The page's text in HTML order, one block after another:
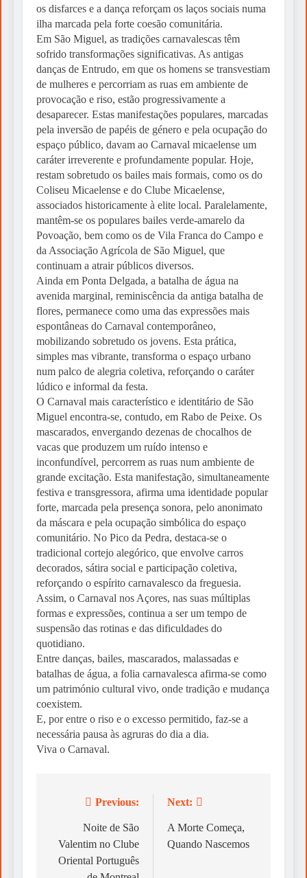
os disfarces e a dança reforçam os laços sociais numa
ilha marcada pela forte coesão comunitária.
Em São Miguel, as tradições carnavalescas têm
sofrido transformações significativas. As antigas
danças de Entrudo, em que os homens se transvestiam
de mulheres e percorriam as ruas em ambiente de
provocação e riso, estão progressivamente a
desaparecer. Estas manifestações populares, marcadas
pela inversão de papéis de género e pela ocupação do
espaço público, davam ao Carnaval micaelense um
caráter irreverente e profundamente popular. Hoje,
restam sobretudo os bailes mais formais, como os do
Coliseu Micaelense e do Clube Micaelense,
associados historicamente à elite local. Paralelamente,
mantêm-se os populares bailes verde-amarelo da
Povoação, bem como os de Vila Franca do Campo e
da Associação Agrícola de São Miguel, que
continuam a atrair públicos diversos.
Ainda em Ponta Delgada, a batalha de água na
avenida marginal, reminiscência da antiga batalha de
flores, permanece como uma das expressões mais
espontâneas do Carnaval contemporâneo,
mobilizando sobretudo os jovens. Esta prática,
simples mas vibrante, transforma o espaço urbano
num palco de alegria coletiva, reforçando o caráter
lúdico e informal da festa.
O Carnaval mais característico e identitário de São
Miguel encontra-se, contudo, em Rabo de Peixe. Os
mascarados, envergando dezenas de chocalhos de
vacas que produzem um ruído intenso e
inconfundível, percorrem as ruas num ambiente de
grande excitação. Esta manifestação, simultaneamente
festiva e transgressora, afirma uma identidade popular
forte, marcada pela presença sonora, pelo anonimato
da máscara e pela ocupação simbólica do espaço
comunitário. No Pico da Pedra, destaca-se o
tradicional cortejo alegórico, que envolve carros
decorados, sátira social e participação coletiva,
reforçando o espírito carnavalesco da freguesia.
Assim, o Carnaval nos Açores, nas suas múltiplas
formas e expressões, continua a ser um tempo de
suspensão das rotinas e das dificuldades do
quotidiano.
Entre danças, bailes, mascarados, malassadas e
batalhas de água, a folia carnavalesca afirma-se como
um património cultural vivo, onde tradição e mudança
coexistem.
E, por entre o riso e o excesso permitido, faz-se a
necessária pausa às agruras do dia a dia.
Viva o Carnaval.
navigation
Previous:
Noite de São
Valentim no Clube
Oriental Português
Next:
A Morte Começa,
Quando Nascemos